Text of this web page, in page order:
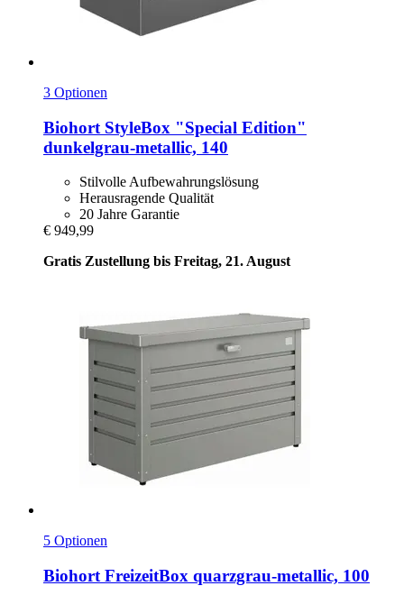
3 Optionen
Biohort StyleBox "Special Edition"
dunkelgrau-​metallic, 140
Stilvolle Aufbewahrungslösung
Herausragende Qualität
20 Jahre Garantie
€ 949,99
Gratis Zustellung bis Freitag, 21. August
5 Optionen
Biohort FreizeitBox quarzgrau-​metallic, 100